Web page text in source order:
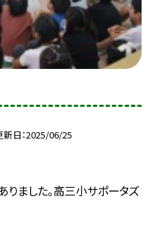
新日 2025/06/25
ました。高三小サポータズ